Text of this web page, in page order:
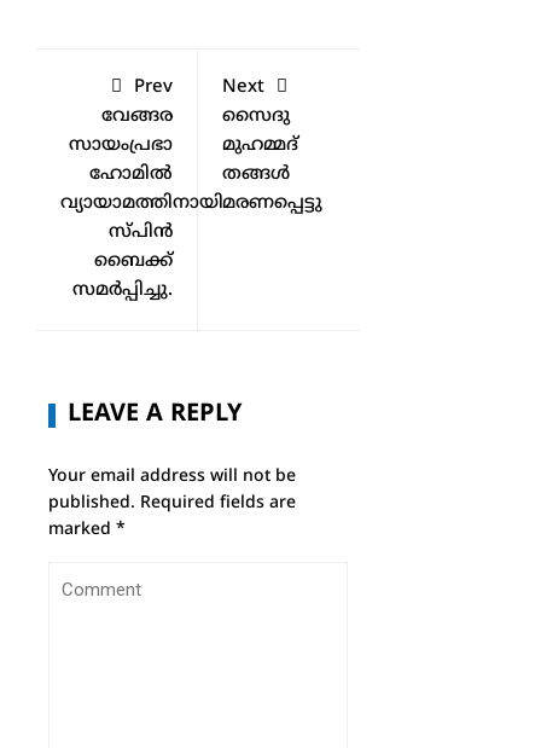
Prev
വേങ്ങര
സായംപ്രഭാ
ഹോമിൽ
വ്യായാമത്തിനായി
സ്പിൻ
ബൈക്ക്
സമർപ്പിച്ചു.
Next
സൈദു
മുഹമ്മദ്
തങ്ങൾ
മരണപ്പെട്ടു
LEAVE A REPLY
Your email address will not be
published. Required fields are
marked *